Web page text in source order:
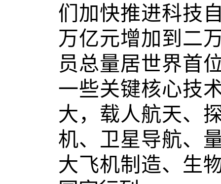
们加快推进科技
万亿元增加到二
员总量居世界首
一些关键核心技
大，载人航天、
机、卫星导航、
大飞机制造、生